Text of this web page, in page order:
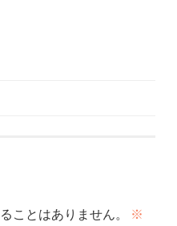
ことはありません。
※